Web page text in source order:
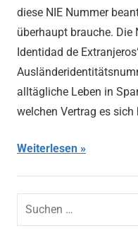
diese NIE Nummer
überhaupt brauche. Die
Identidad de
alltägliche Leben in
welchen Vertrag es sich
Weiterlesen